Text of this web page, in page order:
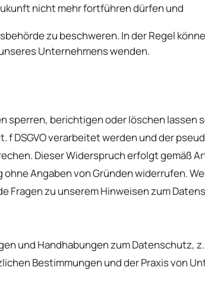
nicht mehr fortführen dürfen und
zu beschweren. In der Regel
Unternehmens wenden.
sperren, berichtigen oder löschen
f DSGVO verarbeitet werden und der
Dieser Widerspruch erfolgt gemäß
Angaben von Gründen widerrufen.
Fragen zu unserem Hinweisen zum
und Handhabungen zum Datenschutz,
Bestimmungen und der Praxis von